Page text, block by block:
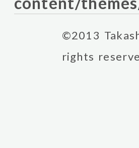
©2013
rights